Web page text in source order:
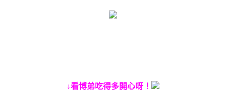
↓看博弟吃得多開心呀！